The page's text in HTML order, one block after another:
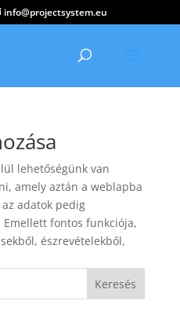
info@projectsystem.eu
lehetőségünk van
amely aztán a weblapba
adatok pedig
fontos funkciója,
észrevételekből,
Keresés